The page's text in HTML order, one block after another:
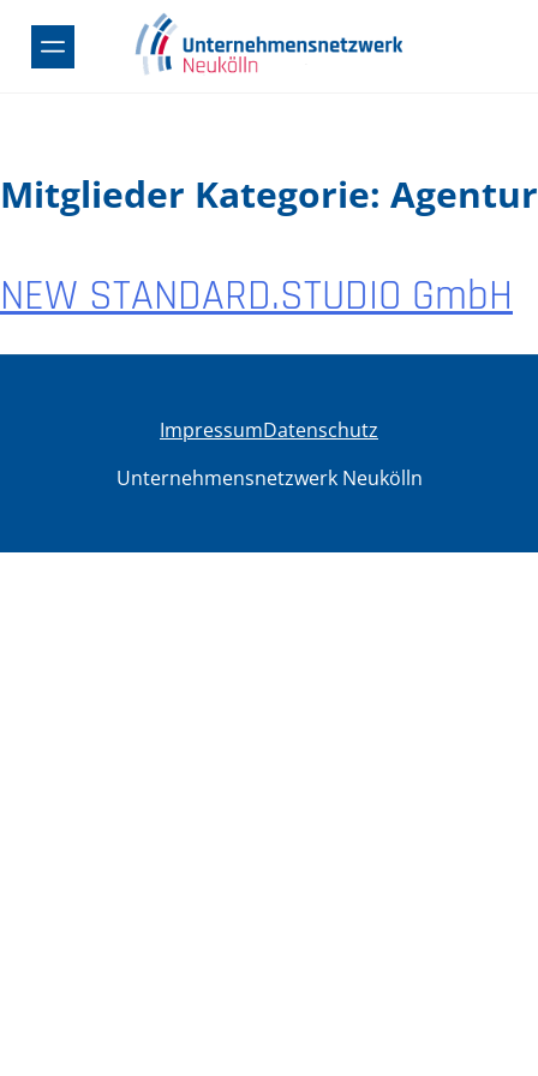
Skip
Mitglieder Kategorie: Agentur
NEW STANDARD.STUDIO GmbH
ImpressumDatenschutz
Unternehmensnetzwerk Neukölln